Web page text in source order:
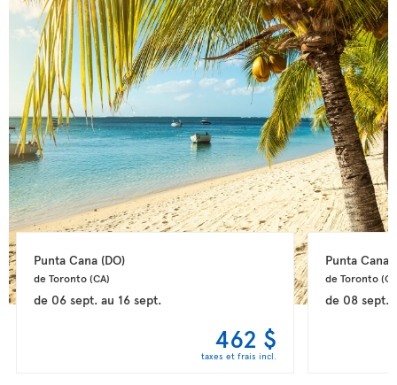
Punta Cana (DO)
de Toronto (CA)
de 06 sept.au 16 sept.
462 $
taxes et frais incl.
Punta Cana
de Toronto
de 08 sept.